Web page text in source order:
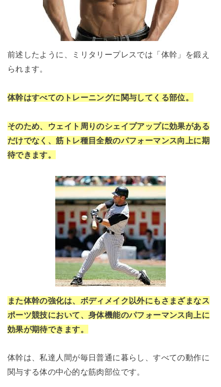
前述したように、ミリタリープレスでは「体幹」を鍛え
られます。
体幹はすべてのトレーニングに関与してくる部位。
そのため、ウェイト周りのシェイプアップに効果がある
だけでなく、筋トレ種目全般のパフォーマンス向上に期
待できます。
また体幹の強化は、ボディメイク以外にもさまざまなス
ポーツ競技において、身体機能のパフォーマンス向上に
効果が期待できます。
体幹は、私達人間が毎日普通に暮らし、すべての動作に
関与する体の中心的な筋肉部位です。